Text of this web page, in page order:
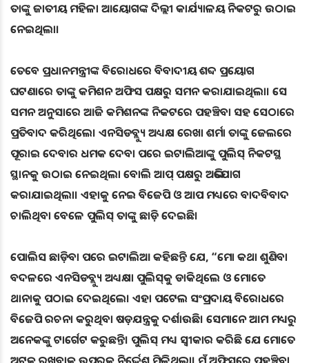
ତାଙ୍କୁ ଜାତୀୟ ମହିଳା ଆୟୋଗଙ୍କ ଦିଲ୍ଲୀ କାର୍ଯ୍ୟାଳୟ ନିକଟରୁ ଉଠାଇ
ନେଇଥିଲା।
ତେବେ ପ୍ରଧାନମନ୍ତ୍ରୀଙ୍କ ବିରୋଧରେ ବିବାଦୀୟ ଶବ୍ଦ ପ୍ରୟୋଗ
ଘଟଣାରେ ତାଙ୍କୁ କମିଶନ ଅଫିସ ପକ୍ଷରୁ ସମନ କରାଯାଇଥିଲା। ସେ
ସମନ ଅନୁସାରେ ଆଜି କମିଶନଙ୍କ ନିକଟରେ ପହଞ୍ଚିବା ସହ ସେଠାରେ
ପ୍ରତିବାଦ କରିଥିଲେ। ଏନସିଡବ୍ଲ୍ୟୁ ଅଧ୍ୟକ୍ଷ ରେଖା ଶର୍ମା ତାଙ୍କୁ ଜେଲରେ
ପୂରାଇ ଦେବାର ଧମକ ଦେବା ପରେ ଇଟାଲିଆଙ୍କୁ ପୁଲିସ୍‌ ନିକଟସ୍ଥ
ସ୍ଥାନକୁ ଉଠାଇ ନେଇଥିଲା ବୋଲି ଆପ୍‌ ପକ୍ଷରୁ ଅଭିଯୋଗ
କରାଯାଇଥିଲା। ଏହାକୁ ନେଇ ବିଜେପି ଓ ଆପ ମଧ୍ୟରେ ବାଦବିବାଦ
ଚାଲିଥିବା ବେଳେ ପୁଲିସ୍‌ ତାଙ୍କୁ ଛାଡ଼ି ଦେଇଛି।
ପୋଲିସ ଛାଡ଼ିବା ପରେ ଇଟାଲିଆ କହିଛନ୍ତି ଯେ, “ମୋ କଥା ଶୁଣିବା
ବଦଳରେ ଏନସିଡବ୍ଲ୍ୟୁ ଅଧ୍ୟକ୍ଷା ପୁଲିସ୍‌କୁ ଡାକିଥିଲେ ଓ ମୋତେ
ଥାନାକୁ ପଠାଇ ଦେଇଥିଲେ। ଏହା ପଟେଲ ସଂପ୍ରଦାୟ ବିରୋଧରେ
ବିଜେପି ରଚନା କରୁଥିବା ଷଡ଼ଯନ୍ତ୍ରକୁ ଦର୍ଶାଉଛି। ସେମାନେ ଆମ ମଧ୍ୟରୁ
ଅନେକଙ୍କୁ ଟାର୍ଗେଟ କରୁଛନ୍ତି। ପୁଲିସ୍‌ ମଧ୍ୟ ସ୍ୱୀକାର କରିଛି ଯେ ମୋତେ